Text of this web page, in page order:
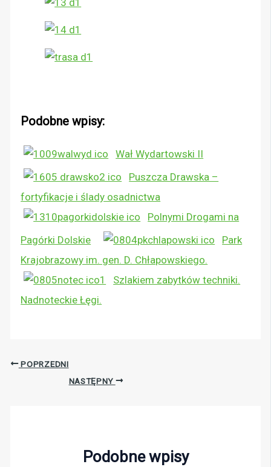
Podobne wpisy:
Wał Wydartowski II
Puszcza Drawska –
fortyfikacje i ślady osadnictwa
Polnymi Drogami na
Pagórki Dolskie
Park
Krajobrazowy im. gen. D. Chłapowskiego.
Szlakiem zabytków techniki.
Nadnoteckie Łęgi.
POPRZEDNI
NASTĘPNY
Podobne wpisy